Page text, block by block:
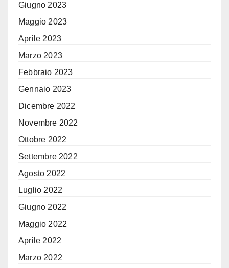
Giugno 2023
Maggio 2023
Aprile 2023
Marzo 2023
Febbraio 2023
Gennaio 2023
Dicembre 2022
Novembre 2022
Ottobre 2022
Settembre 2022
Agosto 2022
Luglio 2022
Giugno 2022
Maggio 2022
Aprile 2022
Marzo 2022